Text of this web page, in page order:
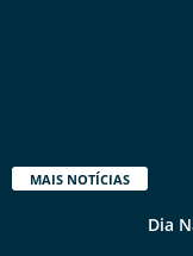
MAIS NOTÍCIAS
Dia